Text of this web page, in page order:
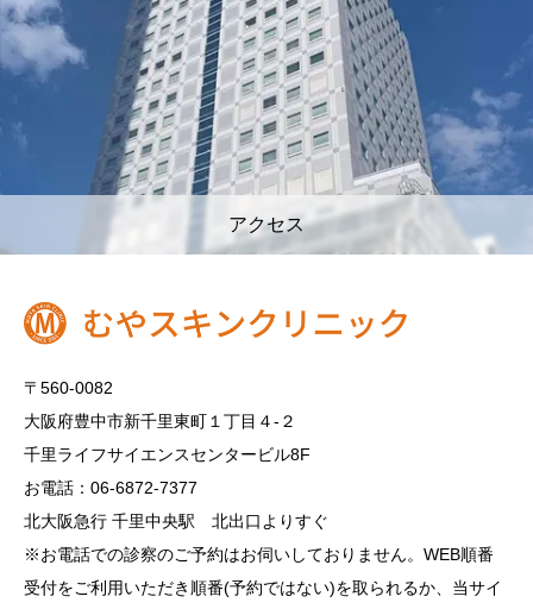
アクセス
〒560-0082
大阪府豊中市新千里東町１丁目４‐２
千里ライフサイエンスセンタービル8F
お電話：06-6872-7377
北大阪急行 千里中央駅 北出口よりすぐ
※お電話での診察のご予約はお伺いしておりません。WEB順番
受付をご利用いただき順番(予約ではない)を取られるか、当サイ